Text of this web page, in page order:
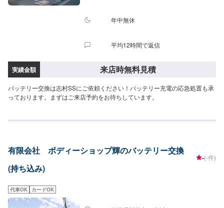
年中無休
平均12時間で返信
実績金額 来店時無料見積
バッテリー交換は志村SSにご依頼ください！バッテリー充電の応急処置も承
っております。まずはご来店予約をお待ちしています。
有限会社 ボディーショップ輝のバッテリー交換
(持ち込み)
-(-件)
代車OK カードOK